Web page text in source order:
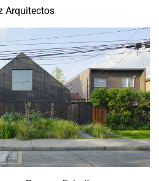
Arquitectos